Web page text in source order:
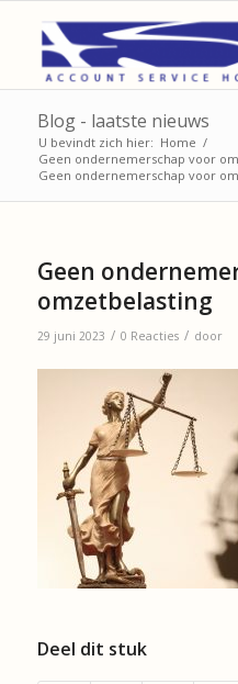
Blog - laatste nieuws
U bevindt zich hier: Home /
Geen ondernemerschap voor
Geen ondernemerschap voor
Geen
omzetbelasting
29 juni 2023 / 0 Reacties / door
Deel dit stuk